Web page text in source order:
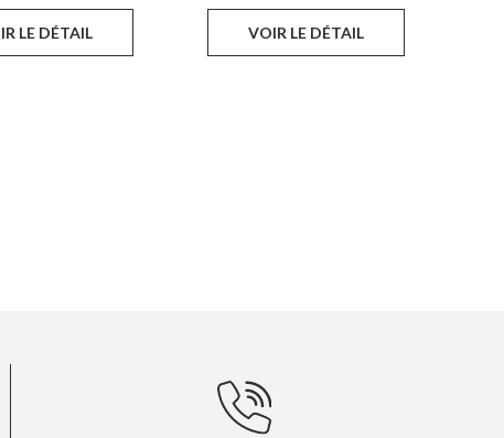
LE DÉTAIL VOIR LE DÉTAIL